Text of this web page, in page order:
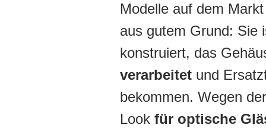
Modelle auf dem
aus gutem Grund: Sie
konstruiert, das
verarbeitet und
bekommen. Wegen
Look für optische